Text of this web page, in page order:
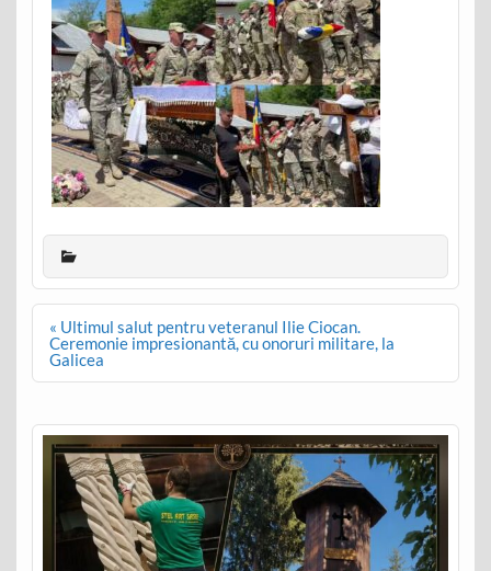
Post
navigation
« Ultimul salut pentru veteranul Ilie Ciocan.
Ceremonie impresionantă, cu onoruri militare, la
Galicea